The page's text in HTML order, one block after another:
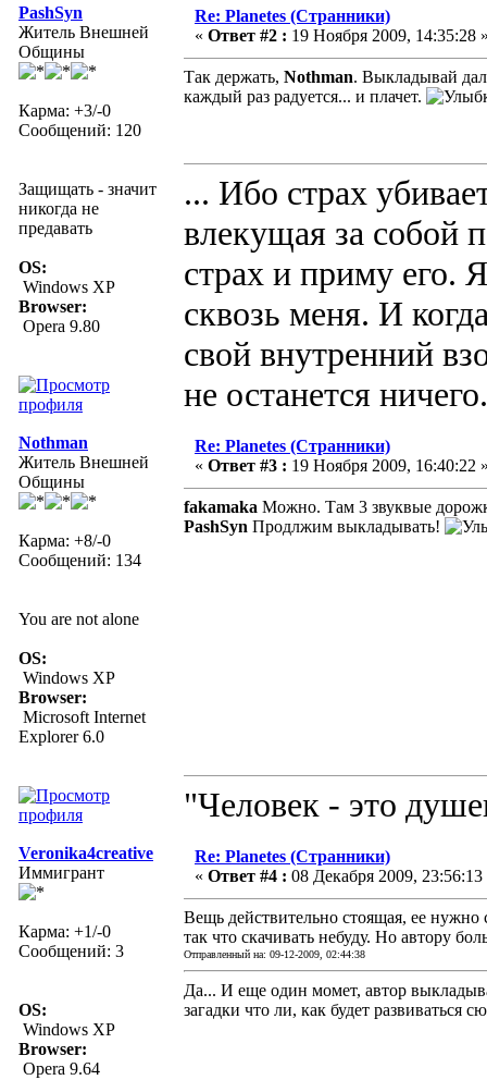
PashSyn
Житель Внешней
Общины
Карма: +3/-0
Сообщений: 120
Защищать - значит
никогда не
предавать
OS:
Windows XP
Browser:
Opera 9.80
Re: Planetes (Странники)
« Ответ #2 : 19 Ноября 2009, 14:35:28
Так держать, Nothman. Выкладывай
каждый раз радуется... и плачет.
... Ибо страх
влекущая за собой
страх и приму его.
сквозь меня. И
свой внутренний
не останется
Nothman
Житель Внешней
Общины
Карма: +8/-0
Сообщений: 134
You are not alone
OS:
Windows XP
Browser:
Microsoft Internet
Explorer 6.0
Re: Planetes (Странники)
« Ответ #3 : 19 Ноября 2009, 16:40:22
fakamaka Можно. Там 3 звуквые
PashSyn Продлжим выкладывать!
"Человек - это
Veronika4creative
Иммигрант
Карма: +1/-0
Сообщений: 3
OS:
Windows XP
Browser:
Opera 9.64
Re: Planetes (Странники)
« Ответ #4 : 08 Декабря 2009, 23:56:13
Вещь действительно стоящая, ее нужно
так что скачивать небуду. Но автору
Отправленный на: 09-12-2009, 02:44:38
Да... И еще один момет, автор
загадки что ли, как будет развиваться